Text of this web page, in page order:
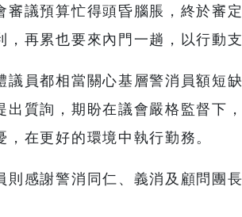
審議預算忙得頭昏腦脹，終於審
再累也要來內門一趟，以行動支
議員都相當關心基層警消員額短
出質詢，期盼在議會嚴格監督下
在更好的環境中執行勤務。
則感謝警消同仁、義消及顧問團